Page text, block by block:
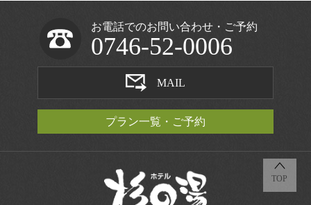
お電話でのお問い合わせ・ご予約
0746-52-0006
MAIL
プラン一覧・ご予約
TOP